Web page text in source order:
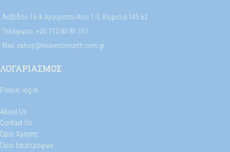
Λεβίδου 16 & Αργυροπούλου 1-3, Κηφισιά 145 62
Τηλέφωνο: +30 210 80 81 151
Mail: eshop@heavenonearth.com.gr
ΛΟΓΑΡΙΑΣΜΟΣ
Please, log in
About Us
Contact Us
Όροι Χρήσης
Όροι Επιστροφών